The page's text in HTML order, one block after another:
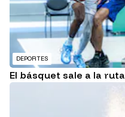
DEPORTES
El básquet sale a la ruta